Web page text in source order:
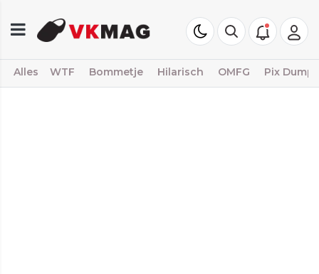
Alles WTF Bommetje Hilarisch OMFG Pix Dump